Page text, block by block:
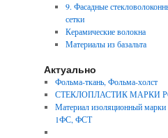
9. Фасадные
сетки
Керамические волокна
Материалы из базальта
Актуально
Фольма-ткань, Фольма-холст
СТЕКЛОПЛАСТИК МАРКИ
Материал изоляционный марки
1ФС, ФСТ